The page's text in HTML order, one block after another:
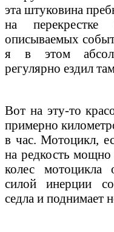
эта штуковина
на
описываемых
я в этом
регулярно ездил
Вот на эту-то
примерно
в час. Мотоцикл,
на редкость
колес мотоцикла
силой инерции
седла и поднимает